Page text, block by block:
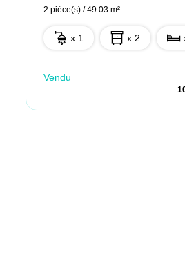
2 pièce(s) / 49.03 m²
x 1 x 2
Vendu